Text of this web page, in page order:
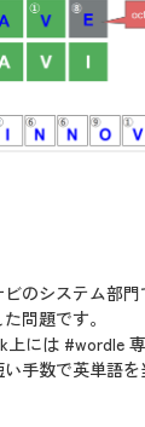
のシステム部
問題です。
上には #wordle
手数で英単語